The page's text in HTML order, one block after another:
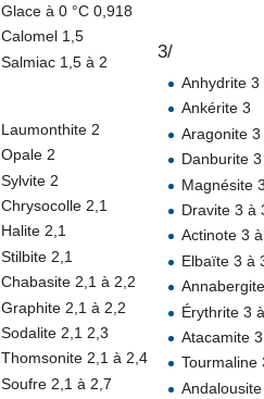
Glace à 0 °C 0,918
Calomel 1,5
Salmiac 1,5 à 2
Laumonthite 2
Opale 2
Sylvite 2
Chrysocolle 2,1
Halite 2,1
Stilbite 2,1
Chabasite 2,1 à 2,2
Graphite 2,1 à 2,2
Sodalite 2,1 2,3
Thomsonite 2,1 à 2,4
Soufre 2,1 à 2,7
3/
Anhydrite 3
Ankérite 3
Aragonite 3
Danburite 3
Magnésite
Dravite 3 à
Actinote 3
Elbaïte 3 à
Érythrite 3
Atacamite
Tourmaline